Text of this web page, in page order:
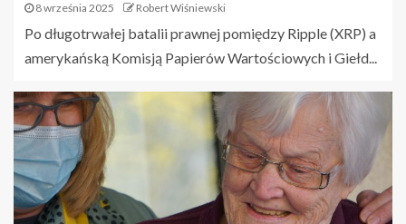
8 września 2025 Robert Wiśniewski
Po długotrwałej batalii prawnej pomiędzy Ripple (XRP) a
amerykańską Komisją Papierów Wartościowych i Giełd...